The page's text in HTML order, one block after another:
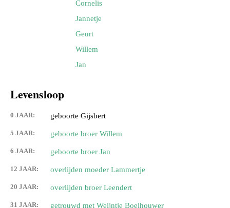
Cornelis
Jannetje
Geurt
Willem
Jan
Levensloop
0 JAAR: geboorte Gijsbert
5 JAAR: geboorte broer Willem
6 JAAR: geboorte broer Jan
12 JAAR: overlijden moeder Lammertje
20 JAAR: overlijden broer Leendert
31 JAAR: getrouwd met Weijntje Boelhouwer